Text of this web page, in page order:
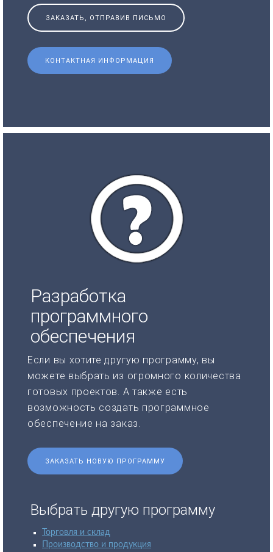
ЗАКАЗАТЬ, ОТПРАВИВ ПИСЬМО
КОНТАКТНАЯ ИНФОРМАЦИЯ
Разработка
программного
обеспечения
Если вы хотите другую программу, вы
можете выбрать из огромного количества
готовых проектов. А также есть
возможность создать программное
обеспечение на заказ.
ЗАКАЗАТЬ НОВУЮ ПРОГРАММУ
Выбрать другую программу
Торговля и склад
Производство и продукция